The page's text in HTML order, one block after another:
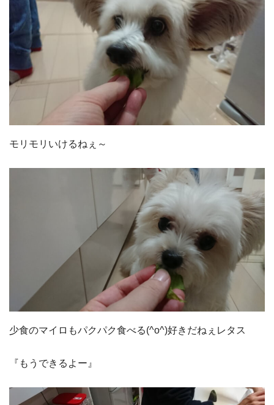
モリモリいけるねぇ～
少食のマイロもパクパク食べる(^o^)好きだねぇレタス
『もうできるよー』